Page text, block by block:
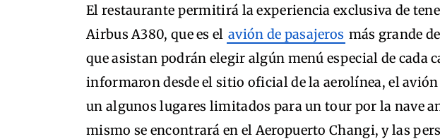
El restaurante permitirá la experiencia exclusiva de
Airbus A380, que es el avión de pasajeros más grande
que asistan podrán elegir algún menú especial de cada
informaron desde el sitio oficial de la aerolínea, el
un algunos lugares limitados para un tour por la nave
mismo se encontrará en el Aeropuerto Changi, y las